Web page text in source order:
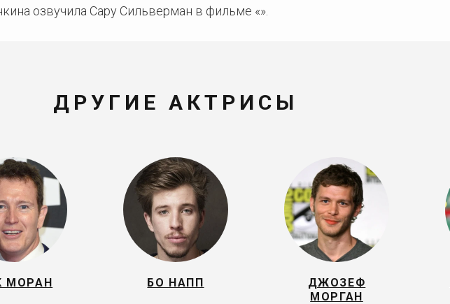
озвучила Сару Сильверман в фильме «».
ДРУГИЕ АКТРИСЫ
МОРАН БО НАПП
ДЖОЗЕФ
МОРГАН